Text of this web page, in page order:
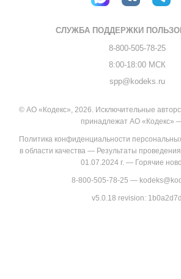
СЛУЖБА ПОДДЕРЖКИ
8-800-505-78-25
8:00-18:00 МСК
spp@kodeks.ru
© АО «Кодекс», 2026. Исключительные
принадлежат АО «Кодекс»
Политика конфиденциальности
в области качества— Результаты
01.07.2024 г.— Горячие
8-800-505-78-25 —
v5.0.18 revision: 1b0a2d7d